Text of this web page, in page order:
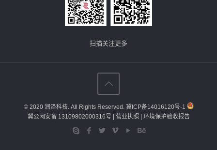
扫描关注更多
© 2020 润泽科技. All Rights Reserved. 冀ICP备14016120号-1
冀公网安备 13109802000316号| 营业执照 | 环境保护验收报告